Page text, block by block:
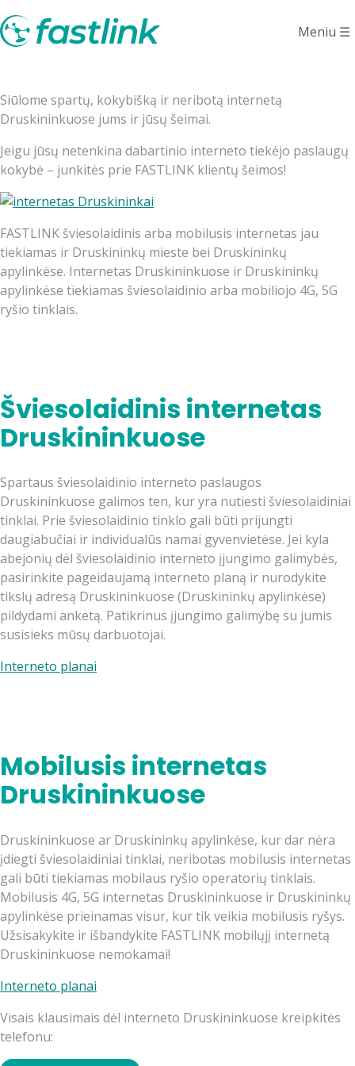
Meniu ☰
Internetas
Druskininkuose
Siūlome spartų, kokybišką ir neribotą internetą
Druskininkuose jums ir jūsų šeimai.
Jeigu jūsų netenkina dabartinio interneto tiekėjo paslaugų
kokybė – junkitės prie FASTLINK klientų šeimos!
FASTLINK šviesolaidinis arba mobilusis internetas jau
tiekiamas ir Druskininkų mieste bei Druskininkų
apylinkėse. Internetas Druskininkuose ir Druskininkų
apylinkėse tiekiamas šviesolaidinio arba mobiliojo 4G, 5G
ryšio tinklais.
Šviesolaidinis internetas
Druskininkuose
Spartaus šviesolaidinio interneto paslaugos
Druskininkuose galimos ten, kur yra nutiesti šviesolaidiniai
tinklai. Prie šviesolaidinio tinklo gali būti prijungti
daugiabučiai ir individualūs namai gyvenvietėse. Jei kyla
abejonių dėl šviesolaidinio interneto įjungimo galimybės,
pasirinkite pageidaujamą interneto planą ir nurodykite
tikslų adresą Druskininkuose (Druskininkų apylinkėse)
pildydami anketą. Patikrinus įjungimo galimybę su jumis
susisieks mūsų darbuotojai.
Interneto planai
Mobilusis internetas
Druskininkuose
Druskininkuose ar Druskininkų apylinkėse, kur dar nėra
įdiegti šviesolaidiniai tinklai, neribotas mobilusis internetas
gali būti tiekiamas mobilaus ryšio operatorių tinklais.
Mobilusis 4G, 5G internetas Druskininkuose ir Druskininkų
apylinkėse prieinamas visur, kur tik veikia mobilusis ryšys.
Užsisakykite ir išbandykite FASTLINK mobilųjį internetą
Druskininkuose nemokamai!
Interneto planai
Visais klausimais dėl interneto Druskininkuose kreipkitės
telefonu: